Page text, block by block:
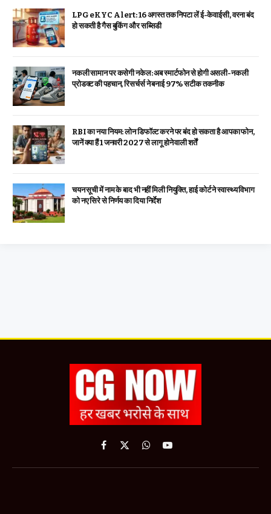
LPG eKYC Alert: 16 अगस्त तक निपटा लें ई-केवाईसी, वरना बंद
हो सकती है गैस बुकिंग और सब्सिडी
नकली सामान पर कसेगी नकेल: अब स्मार्टफोन से होगी असली-नकली
प्रोडक्ट की पहचान, रिसर्चर्स ने बनाई 97% सटीक तकनीक
RBI का नया नियम: लोन डिफॉल्ट करने पर बंद हो सकता है आपका फोन,
जानें क्या हैं 1 जनवरी 2027 से लागू होने वाली शर्तें
चयन सूची में नाम के बाद भी नहीं मिली नियुक्ति, हाई कोर्ट ने स्वास्थ्य विभाग
को नए सिरे से निर्णय का दिया निर्देश
Facebook
X
WhatsApp
YouTube